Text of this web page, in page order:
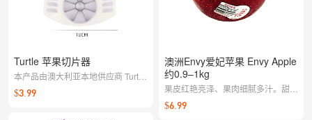
Turtle 苹果切片器
本产品由澳大利亚本地供应商 Turtle
供货。如遇产品质量问题，请联系客
服，我们将及时与供应商沟通处理。
$3.99
澳洲Envy爱妃苹果 Envy Apple
约0.9–1kg
果皮红艳亮泽、果肉细腻多汁。甜度
高、香气柔和，口感均衡，属于高端
苹果品种代表。
$6.99